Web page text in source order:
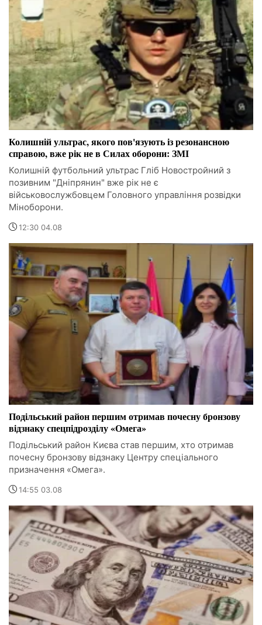
Колишній ультрас, якого пов'язують із резонансною
справою, вже рік не в Силах оборони: ЗМІ
Колишній футбольний ультрас Гліб Новостройний з
позивним "Дніпрянин" вже рік не є
військовослужбовцем Головного управління розвідки
Міноборони.
12:30 04.08
Подільський район першим отримав почесну бронзову
відзнаку спецпідрозділу «Омега»
Подільський район Києва став першим, хто отримав
почесну бронзову відзнаку Центру спеціального
призначення «Омега».
14:55 03.08